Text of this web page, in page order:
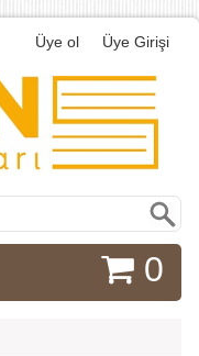
Üye ol Üye Girişi
0